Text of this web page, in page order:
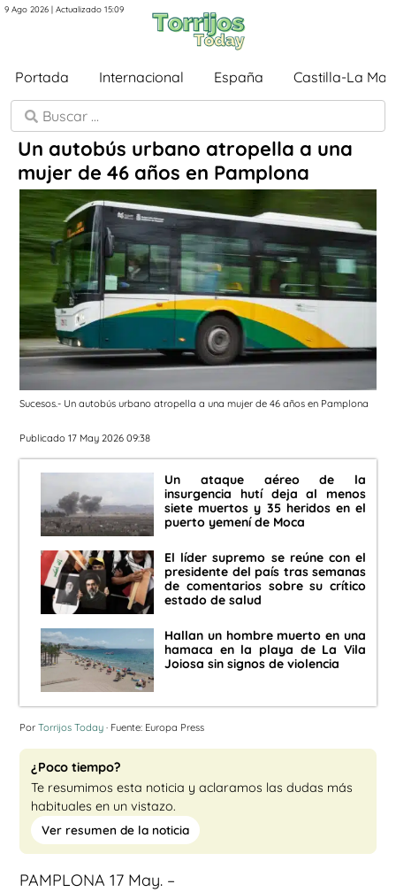
9 Ago 2026 | Actualizado 15:09
Portada Internacional España Castilla-La
Un autobús urbano atropella a una
mujer de 46 años en Pamplona
Sucesos.- Un autobús urbano atropella a una mujer de 46 años en Pamplona
Publicado 17 May 2026 09:38
Un ataque aéreo de la
insurgencia hutí deja al menos
siete muertos y 35 heridos en el
puerto yemení de Moca
El líder supremo se reúne con el
presidente del país tras semanas
de comentarios sobre su crítico
estado de salud
Hallan un hombre muerto en una
hamaca en la playa de La Vila
Joiosa sin signos de violencia
Por Torrijos Today · Fuente: Europa Press
¿Poco tiempo?
Te resumimos esta noticia y aclaramos las dudas más
habituales en un vistazo.
Ver resumen de la noticia
PAMPLONA 17 May. –